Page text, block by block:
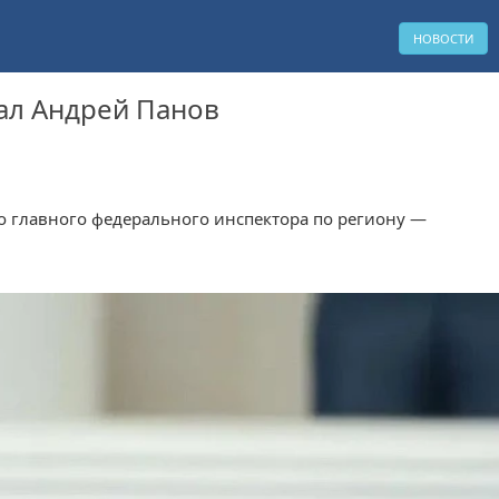
НОВОСТИ
Андрей Панов
федерального инспектора по региону —